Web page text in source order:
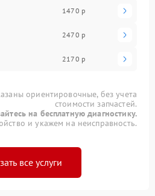
1470 р
2470 р
2170 р
ориентировочные, без учета
стоимости запчастей.
на бесплатную диагностику.
и укажем на неисправность.
все услуги